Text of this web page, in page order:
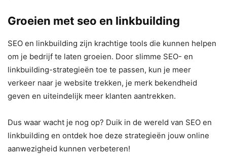
Groeien met seo en linkbuilding
SEO en linkbuilding zijn krachtige tools die kunnen helpen
om je bedrijf te laten groeien. Door slimme SEO- en
linkbuilding-strategieën toe te passen, kun je meer
verkeer naar je website trekken, je merk bekendheid
geven en uiteindelijk meer klanten aantrekken.
Dus waar wacht je nog op? Duik in de wereld van SEO en
linkbuilding en ontdek hoe deze strategieën jouw online
aanwezigheid kunnen verbeteren!